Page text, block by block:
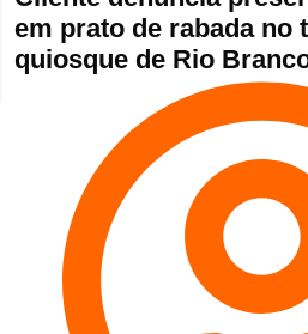
em prato de rabada no
quiosque de Rio